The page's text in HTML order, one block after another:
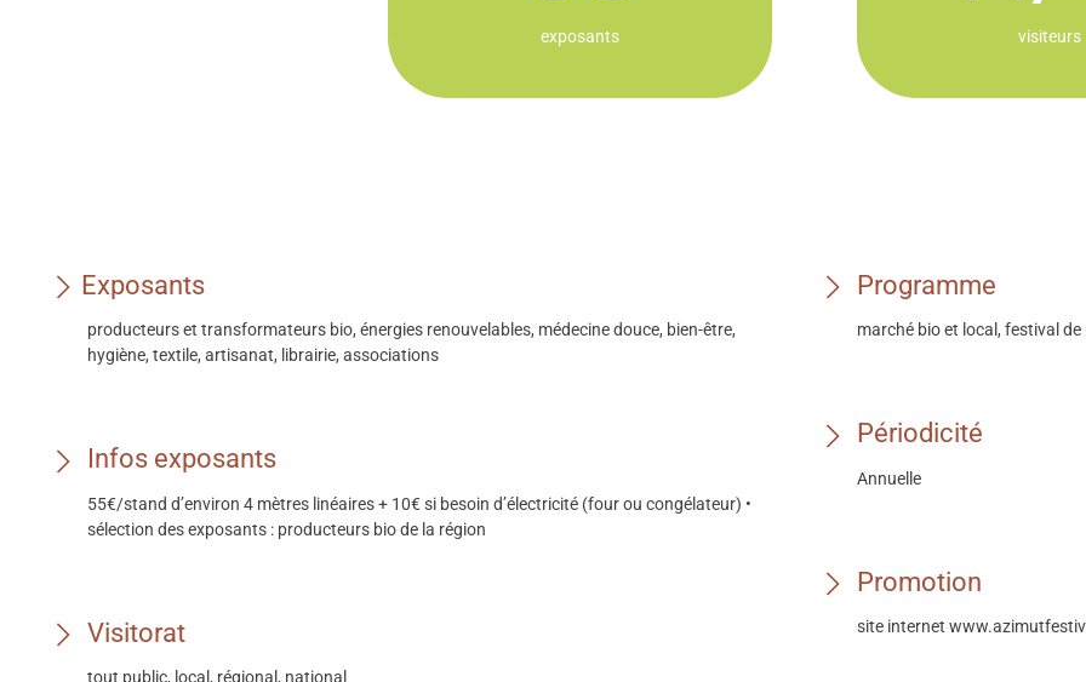
exposants visiteurs
Exposants
producteurs et transformateurs bio, énergies renouvelables, médecine douce, bien-être,
hygiène, textile, artisanat, librairie, associations
Infos exposants
55€/stand d’environ 4 mètres linéaires + 10€ si besoin d’électricité (four ou congélateur) •
sélection des exposants : producteurs bio de la région
Visitorat
tout public, local, régional, national
Programme
marché bio et local, festival
Périodicité
Annuelle
Promotion
site internet